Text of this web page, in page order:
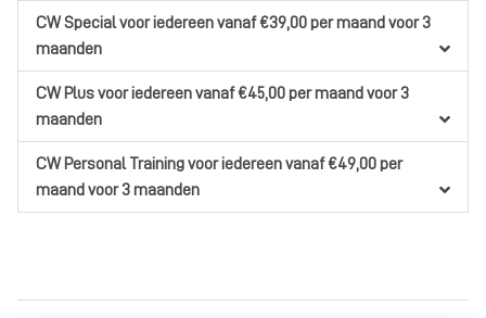
CW Specialvoor iedereenvanaf €39,00per maand voor 3
maanden
CW Plusvoor iedereenvanaf €45,00per maand voor 3
maanden
CW Personal Trainingvoor iedereenvanaf €49,00per
maand voor 3 maanden